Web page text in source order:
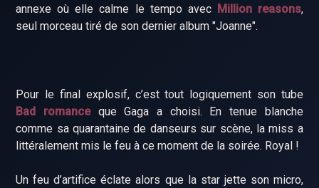
annexe où elle calme le tempo avec Million reasons,
seul morceau tiré de son dernier album "Joanne".
Pour le final explosif, c’est tout logiquement son tube
Bad romanceque Gaga a choisi. En tenue blanche
comme sa quarantaine de danseurs sur scène, la miss a
littéralement mis le feu à ce moment de la soirée. Royal !
Un feu d’artifice éclate alors que la star jette son micro,